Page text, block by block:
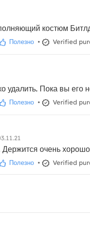
костюм
Полезно • Verified
удалить. Пока вы его
Полезно • Verified
очень хорошо
Полезно • Verified